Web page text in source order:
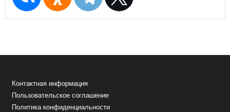
Контактная информация
Пользовательское соглашение
Политика конфиденциальности